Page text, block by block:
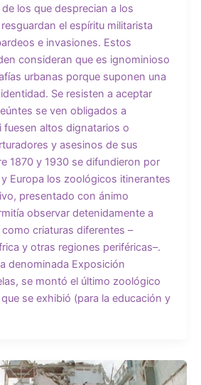
los que desprecian a los
el espíritu militarista
e invasiones. Estos
consideran que es ignominioso
urbanas porque suponen una
Se resisten a aceptar
se ven obligados a
fuesen altos dignatarios o
y asesinos de sus
1870 y 1930 se difundieron por
Europa los zoológicos itinerantes
presentado con ánimo
observar detenidamente a
criaturas diferentes –
y otras regiones periféricas–.
denominada Exposición
se montó el último zoológico
se exhibió (para la educación y